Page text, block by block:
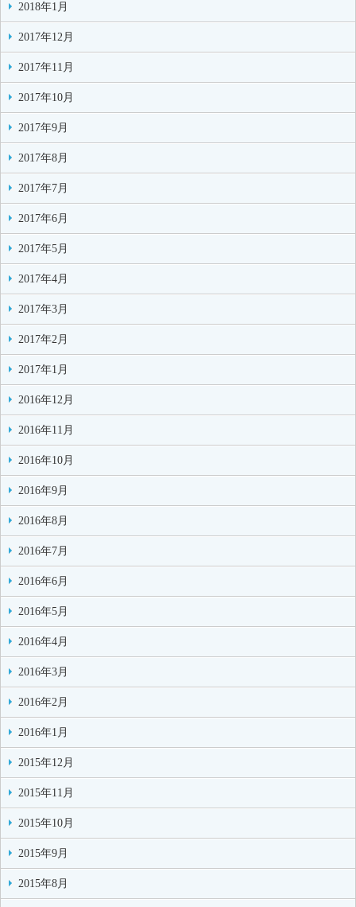
2018年1月
2017年12月
2017年11月
2017年10月
2017年9月
2017年8月
2017年7月
2017年6月
2017年5月
2017年4月
2017年3月
2017年2月
2017年1月
2016年12月
2016年11月
2016年10月
2016年9月
2016年8月
2016年7月
2016年6月
2016年5月
2016年4月
2016年3月
2016年2月
2016年1月
2015年12月
2015年11月
2015年10月
2015年9月
2015年8月